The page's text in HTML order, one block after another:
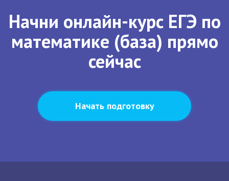
Начни онлайн-курс ЕГЭ по
математике (база) прямо
сейчас
Начать подготовку